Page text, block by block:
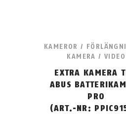
KAMEROR /
KAMERA / VIDEO
EXTRA KAMERA
ABUS
PRO
(ART.-NR: